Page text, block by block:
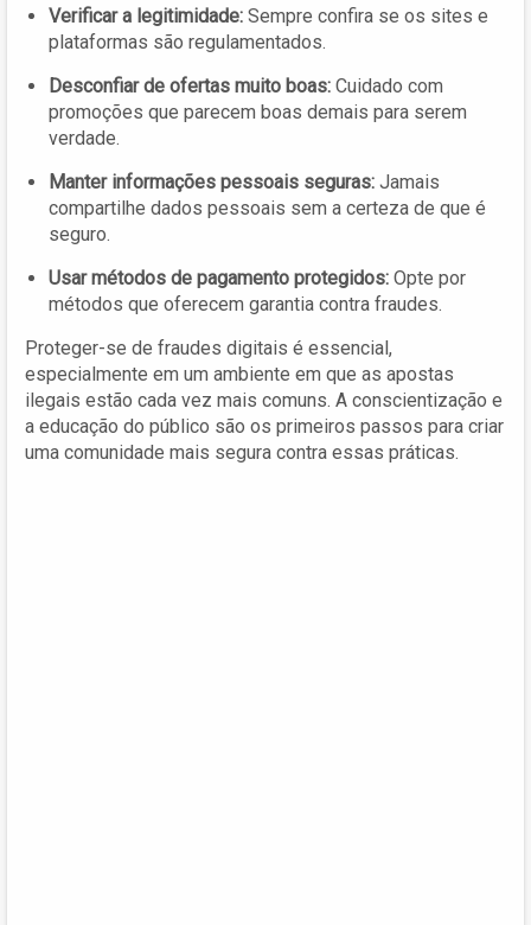
Verificar a legitimidade: Sempre confira se os sites e
plataformas são regulamentados.
Desconfiar de ofertas muito boas: Cuidado com
promoções que parecem boas demais para serem
verdade.
Manter informações pessoais seguras: Jamais
compartilhe dados pessoais sem a certeza de que é
seguro.
Usar métodos de pagamento protegidos: Opte por
métodos que oferecem garantia contra fraudes.
Proteger-se de fraudes digitais é essencial,
especialmente em um ambiente em que as apostas
ilegais estão cada vez mais comuns. A conscientização e
a educação do público são os primeiros passos para criar
uma comunidade mais segura contra essas práticas.